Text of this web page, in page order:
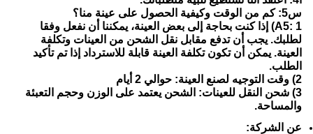
س5: كم من الوقت وكيفية الحصول على عينة منا؟
A5: 1) إذا كنت بحاجة إلى بعض العينة، يمكننا أن نفعل وفقا
لطلبك. يجب أن تدفع مقابل نقل الشحن من العينات وتكلفة
العينة. يمكن أن تكون تكلفة العينة قابلة للاسترداد إذا تم تأكيد
الطلب.
2) وقت التوجيه لصنع العينة: حوالي 2 أيام
3) شحن النقل للعينات: الشحن يعتمد على الوزن وحجم التعبئة
والمساحة.
عن الشركة: